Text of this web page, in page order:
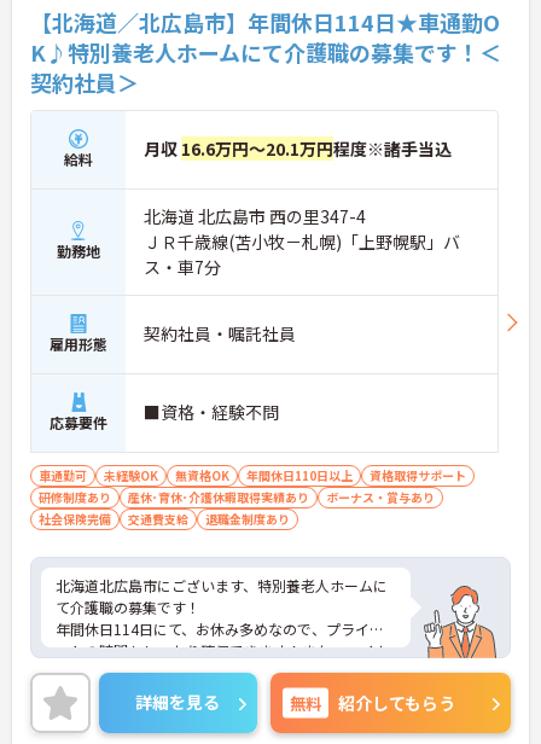
【北海道／北広島市】年間休日114日★車通勤O
K♪特別養老人ホームにて介護職の募集です！＜
契約社員＞
給料 月収 16.6万円～20.1万円程度※諸手当込
勤務地
北海道 北広島市 西の里347-4
ＪＲ千歳線(苫小牧－札幌)「上野幌駅」バ
ス・車7分
雇用形態 契約社員・嘱託社員
応募要件 ■資格・経験不問
車通勤可 未経験OK 無資格OK 年間休日110日以上
資格取得サポート
研修制度あり
産休･育休･介護休暇取得実績あり
ボーナス・賞与あり
社会保険完備
交通費支給 退職金制度あり
北海道北広島市にございます、特別養老人ホームに
て介護職の募集です！
年間休日114日にて、お休み多めなので、プライベ
ートの時間もしっかり確保できます！また、マイカ
ー通勤OKなので、通勤も楽々です◎
ご興味のある方は、マイナビ介護職までお問い合わ
せください。
詳細を見る 無料 紹介してもらう